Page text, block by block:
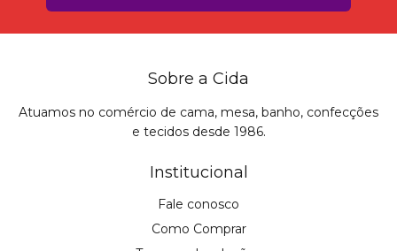
Sobre a Cida
Atuamos no comércio de cama, mesa, banho, confecções
e tecidos desde 1986.
Institucional
Fale conosco
Como Comprar